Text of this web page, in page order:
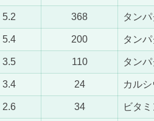
5.2 368 タン
5.4 200 タン
3.5 110 タン
3.4 24 カル
2.6 34 ビタ